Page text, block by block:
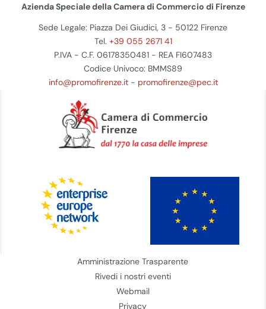
Azienda Speciale della Camera di Commercio di Firenze
Sede Legale: Piazza Dei Giudici, 3 - 50122 Firenze
Tel. +39 055 2671 41
P.IVA - C.F. 06178350481 - REA FI607483
Codice Univoco: BMMS89
info@promofirenze.it- promofirenze@pec.it
Amministrazione Trasparente
Rivedi i nostri eventi
Webmail
Privacy